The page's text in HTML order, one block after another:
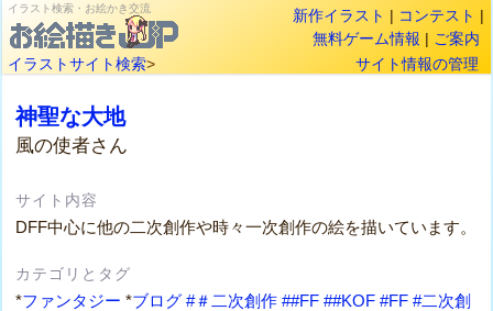
イラスト検索・お絵かき交流 新作イラスト | コンテスト |
無料ゲーム情報 | ご案内
イラストサイト検索> サイト情報の管理
神聖な大地
風の使者さん
サイト内容
DFF中心に他の二次創作や時々一次創作の絵を描いています。
カテゴリとタグ
*ファンタジー *ブログ #＃二次創作 ##FF ##KOF #FF #二次創